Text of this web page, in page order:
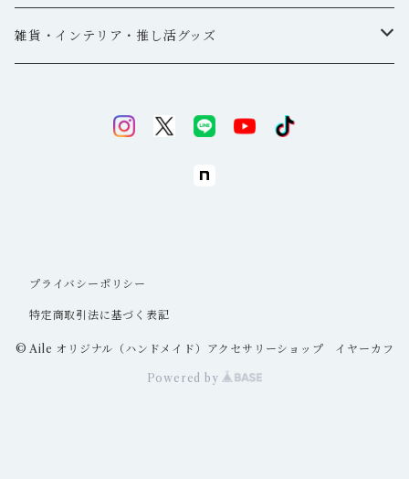
イヤーカフ・ピアス
三角（トライアングル）
雑貨・インテリア・推し活グッズ
クリップ
トレーディングカード・チェキホルダー
プライバシーポリシー
特定商取引法に基づく表記
© Aile オリジナル（ハンドメイド）アクセサリーショップ イヤーカフ
Powered by